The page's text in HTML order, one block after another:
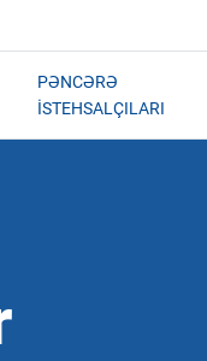
PƏNCƏRƏ
ISTEHSALÇILARI